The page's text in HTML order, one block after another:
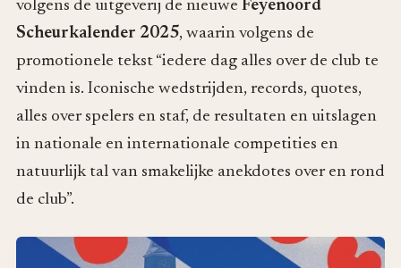
volgens de uitgeverij de nieuwe Feyenoord
Scheurkalender 2025, waarin volgens de
promotionele tekst “iedere dag alles over de club te
vinden is. Iconische wedstrijden, records, quotes,
alles over spelers en staf, de resultaten en uitslagen
in nationale en internationale competities en
natuurlijk tal van smakelijke anekdotes over en rond
de club”.